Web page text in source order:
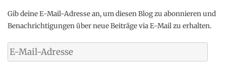
Gib deine E-Mail-Adresse an, um diesen Blog zu abonnieren und
Benachrichtigungen über neue Beiträge via E-Mail zu erhalten.
E-
Mail-